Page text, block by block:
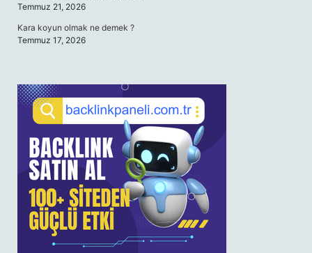
Temmuz 21, 2026
Kara koyun olmak ne demek ?
Temmuz 17, 2026